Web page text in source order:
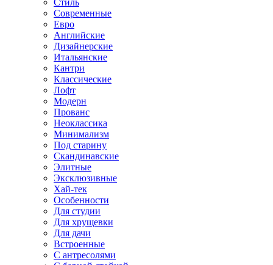
Стиль
Современные
Евро
Английские
Дизайнерские
Итальянские
Кантри
Классические
Лофт
Модерн
Прованс
Неоклассика
Минимализм
Под старину
Скандинавские
Элитные
Эксклюзивные
Хай-тек
Особенности
Для студии
Для хрущевки
Для дачи
Встроенные
С антресолями